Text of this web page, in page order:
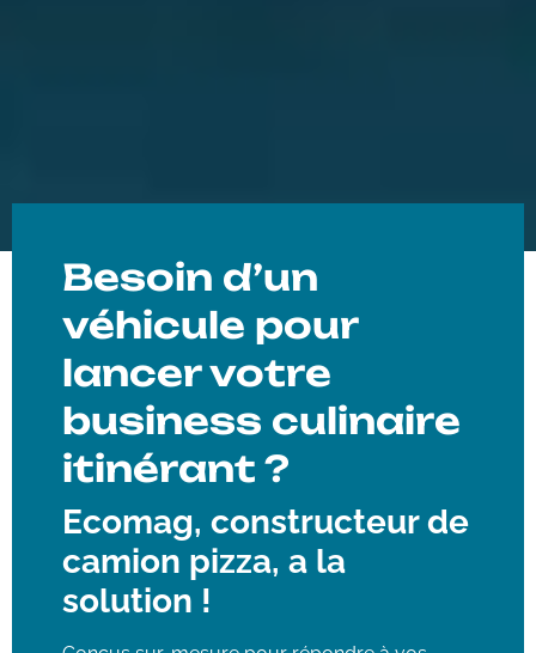
Besoin d’un
véhicule pour
lancer votre
business culinaire
itinérant ?
Ecomag, constructeur de
camion pizza, a la
solution !